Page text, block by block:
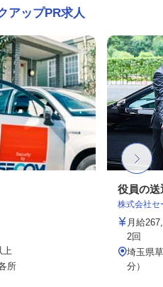
アップPR求人
上
所
役員の送
株式会社
月給
2回
埼玉県
分）